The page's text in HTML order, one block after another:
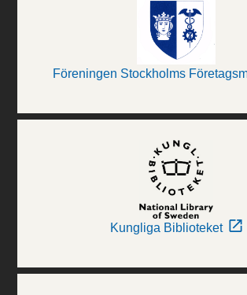
Föreningen Stockholms
Kungliga Biblioteket